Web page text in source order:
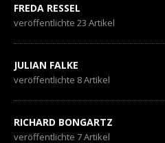
FREDA RESSEL
veröffentlichte 23 Artikel
JULIAN FALKE
veröffentlichte 8 Artikel
RICHARD BONGARTZ
veröffentlichte 7 Artikel